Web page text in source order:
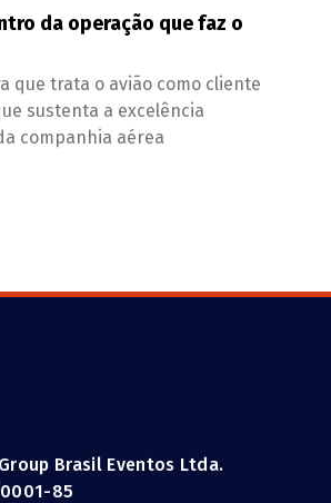
da operação que faz o
que trata o avião como cliente
sustenta a excelência
companhia aérea
Brasil Eventos Ltda.
85